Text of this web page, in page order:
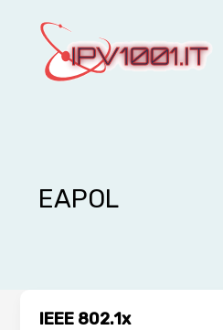
contenuto
EAPOL
IEEE 802.1x